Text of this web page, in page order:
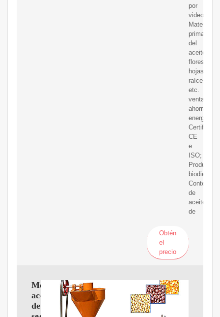
por
video;
Materia
prima
del
aceite:
flores,
hojas,
raíces,
etc.
ventaja:
ahorrar
energía;
CE
e
ISO;
Producto:
biodiesel;
Contenido
de
aceite:
de
Obtén
el
precio
Molino
aceite
de